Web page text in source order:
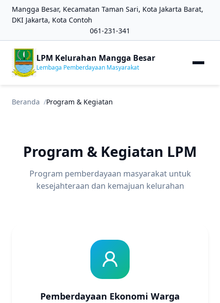
Mangga Besar, Kecamatan Taman Sari, Kota Jakarta Barat,
DKI Jakarta, Kota Contoh
061-231-341
LPM Kelurahan Mangga Besar
Lembaga Pemberdayaan Masyarakat
Beranda Program & Kegiatan
Program & Kegiatan LPM
Program pemberdayaan masyarakat untuk
kesejahteraan dan kemajuan kelurahan
Pemberdayaan Ekonomi Warga